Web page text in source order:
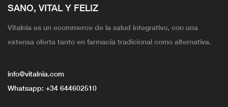
SANO, VITAL Y FELIZ
Vitalnia es un ecommerce de la salud integrativo, con una
extensa oferta tanto en farmacia tradicional como alternativa.
info@vitalnia.com
Whatsapp: +34 644602510